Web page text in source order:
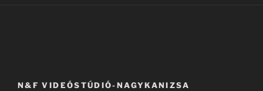
N&F VIDEÓSTÚDIÓ-NAGYKANIZSA